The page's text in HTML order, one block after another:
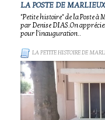
LA POSTE DE MARLIEUX
"Petite histoire" de la Poste à
par Denise DIAS.On
pour l'inauguration..
LA PETITE HISTOIRE DE